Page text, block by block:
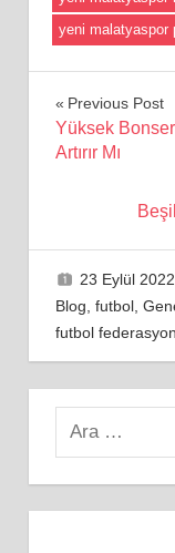
yeni malatyaspor
Yazı
Previous Post
Yüksek
Artırır Mı
23 Eylül 2022
Blog futbol,
futbol
Search